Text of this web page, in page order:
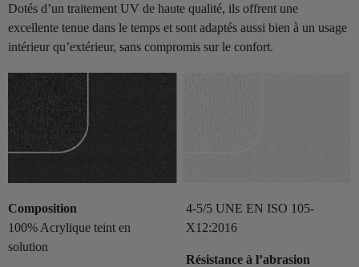
Dotés d’un traitement UV de haute qualité, ils offrent une
excellente tenue dans le temps et sont adaptés aussi bien à un usage
intérieur qu’extérieur, sans compromis sur le confort.
Composition
100% Acrylique teint en
solution
4-5/5 UNE EN ISO 105-
X12:2016
Résistance à l’abrasion